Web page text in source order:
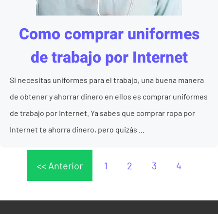
Como comprar uniformes
de trabajo por Internet
Si necesitas uniformes para el trabajo, una buena manera
de obtener y ahorrar dinero en ellos es comprar uniformes
de trabajo por Internet. Ya sabes que comprar ropa por
Internet te ahorra dinero, pero quizás ...
<< Anterior 1 2 3 4